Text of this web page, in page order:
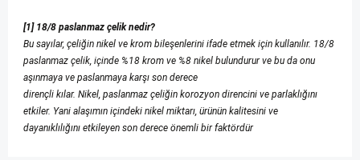
[1] 18/8 paslanmaz çelik nedir?
Bu sayılar, çeliğin nikel ve krom bileşenlerini ifade etmek için kullanılır. 18/8
paslanmaz çelik, içinde %18 krom ve %8 nikel bulundurur ve bu da onu
aşınmaya ve paslanmaya karşı son derece
dirençli kılar. Nikel, paslanmaz çeliğin korozyon direncini ve parlaklığını
etkiler. Yani alaşımın içindeki nikel miktarı, ürünün kalitesini ve
dayanıklılığını etkileyen son derece önemli bir faktördür